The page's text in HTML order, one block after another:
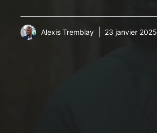
Alexis Tremblay 23 janvier 2025